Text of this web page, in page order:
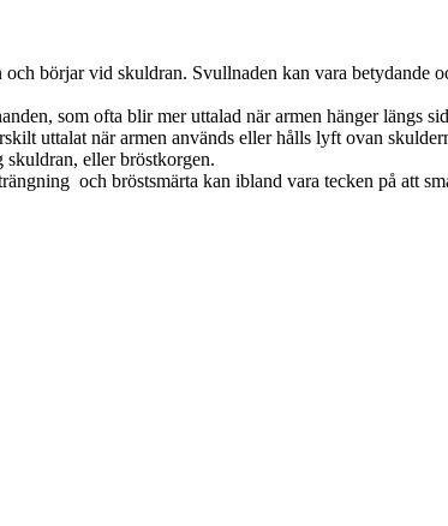
börjar vid skuldran. Svullnaden kan vara betydande
som ofta blir mer uttalad när armen hänger längs
uttalat när armen används eller hålls lyft ovan
skuldran, eller bröstkorgen.
och bröstsmärta kan ibland vara tecken på att